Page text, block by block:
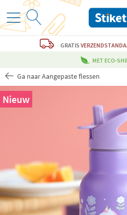
GRATIS
MET ECO-
Ga naar Aangepaste flessen
Nieuw